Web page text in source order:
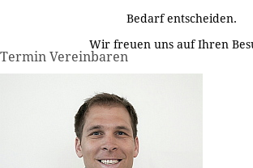
Bedarf entscheiden.
Wir freuen uns auf Ihren
Termin Vereinbaren